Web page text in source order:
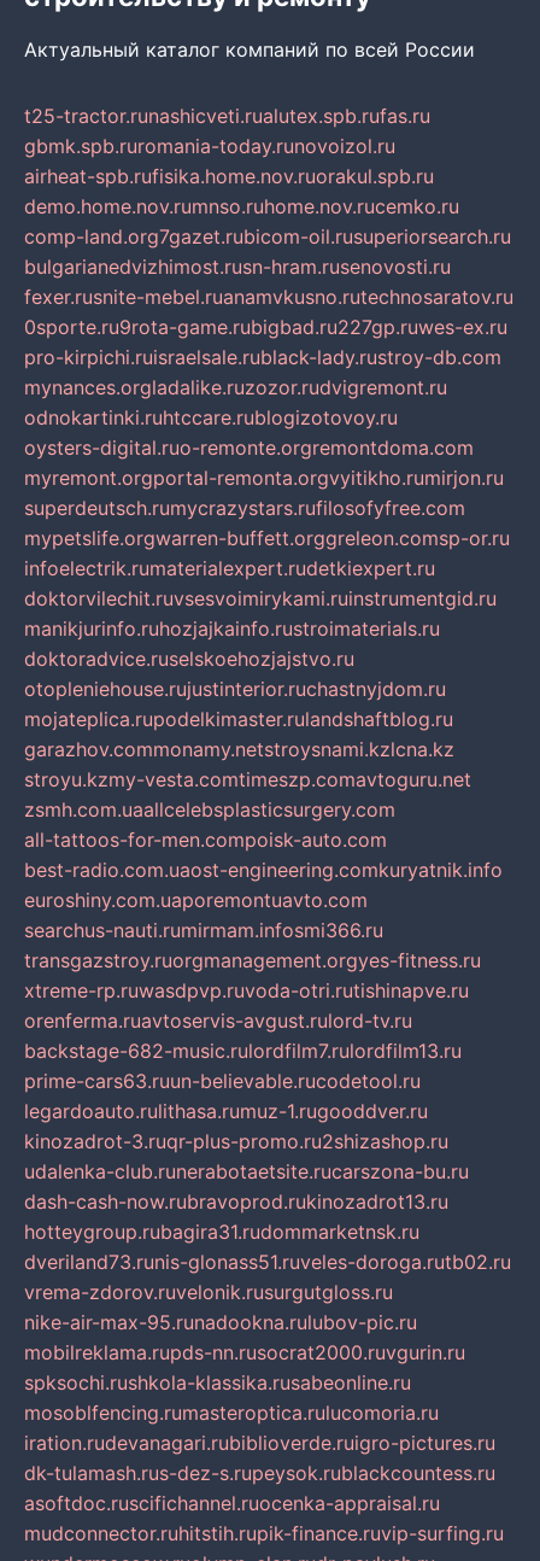
Актуальный каталог компаний по всей России
t25-tractor.runashicveti.rualutex.spb.rufas.ru
gbmk.spb.ruromania-today.runovoizol.ru
airheat-spb.rufisika.home.nov.ruorakul.spb.ru
demo.home.nov.rumnso.ruhome.nov.rucemko.ru
comp-land.org7gazet.rubicom-oil.rusuperiorsearch.ru
bulgarianedvizhimost.rusn-hram.rusenovosti.ru
fexer.rusnite-mebel.ruanamvkusno.rutechnosaratov.ru
0sporte.ru9rota-game.rubigbad.ru227gp.ruwes-ex.ru
pro-kirpichi.ruisraelsale.rublack-lady.rustroy-db.com
mynances.orgladalike.ruzozor.rudvigremont.ru
odnokartinki.ruhtccare.rublogizotovoy.ru
oysters-digital.ruo-remonte.orgremontdoma.com
myremont.orgportal-remonta.orgvyitikho.rumirjon.ru
superdeutsch.rumycrazystars.rufilosofyfree.com
mypetslife.orgwarren-buffett.orggreleon.comsp-or.ru
infoelectrik.rumaterialexpert.rudetkiexpert.ru
doktorvilechit.ruvsesvoimirykami.ruinstrumentgid.ru
manikjurinfo.ruhozjajkainfo.rustroimaterials.ru
doktoradvice.ruselskoehozjajstvo.ru
otopleniehouse.rujustinterior.ruchastnyjdom.ru
mojateplica.rupodelkimaster.rulandshaftblog.ru
garazhov.commonamy.netstroysnami.kzlcna.kz
stroyu.kzmy-vesta.comtimeszp.comavtoguru.net
zsmh.com.uaallcelebsplasticsurgery.com
all-tattoos-for-men.compoisk-auto.com
best-radio.com.uaost-engineering.comkuryatnik.info
euroshiny.com.uaporemontuavto.com
searchus-nauti.rumirmam.infosmi366.ru
transgazstroy.ruorgmanagement.orgyes-fitness.ru
xtreme-rp.ruwasdpvp.ruvoda-otri.rutishinapve.ru
orenferma.ruavtoservis-avgust.rulord-tv.ru
backstage-682-music.rulordfilm7.rulordfilm13.ru
prime-cars63.ruun-believable.rucodetool.ru
legardoauto.rulithasa.rumuz-1.rugooddver.ru
kinozadrot-3.ruqr-plus-promo.ru2shizashop.ru
udalenka-club.runerabotaetsite.rucarszona-bu.ru
dash-cash-now.rubravoprod.rukinozadrot13.ru
hotteygroup.rubagira31.rudommarketnsk.ru
dveriland73.runis-glonass51.ruveles-doroga.rutb02.ru
vrema-zdorov.ruvelonik.rusurgutgloss.ru
nike-air-max-95.runadookna.rulubov-pic.ru
mobilreklama.rupds-nn.rusocrat2000.ruvgurin.ru
spksochi.rushkola-klassika.rusabeonline.ru
mosoblfencing.rumasteroptica.rulucomoria.ru
iration.rudevanagari.rubiblioverde.ruigro-pictures.ru
dk-tulamash.rus-dez-s.rupeysok.rublackcountess.ru
asoftdoc.ruscifichannel.ruocenka-appraisal.ru
mudconnector.ruhitstih.rupik-finance.ruvip-surfing.ru